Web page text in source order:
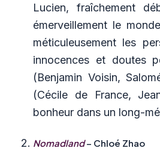
Lucien, fraîchement
émerveillement le
méticuleusement les
innocences et doutes
(Benjamin Voisin,
(Cécile de France,
bonheur dans un long-
Nomadland – Chloé Zhao